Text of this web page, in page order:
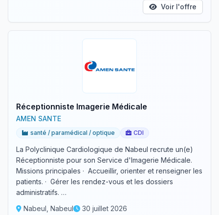
Voir l'offre
Réceptionniste Imagerie Médicale
AMEN SANTE
santé / paramédical / optique CDI
La Polyclinique Cardiologique de Nabeul recrute un(e)
Réceptionniste pour son Service d'Imagerie Médicale.
Missions principales · Accueillir, orienter et renseigner les
patients. · Gérer les rendez-vous et les dossiers
administratifs. …
Nabeul, Nabeul
30 juillet 2026